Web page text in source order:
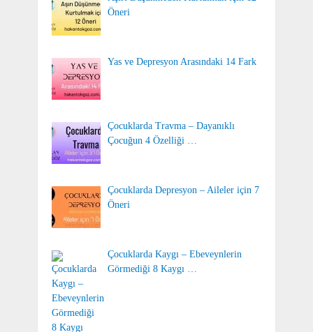
Öneri
Yas ve Depresyon Arasındaki 14 Fark
Çocuklarda Travma – Dayanıklı
Çocuğun 4 Özelliği …
Çocuklarda Depresyon – Aileler için 7
Öneri
Çocuklarda Kaygı – Ebeveynlerin
Görmediği 8 Kaygı …